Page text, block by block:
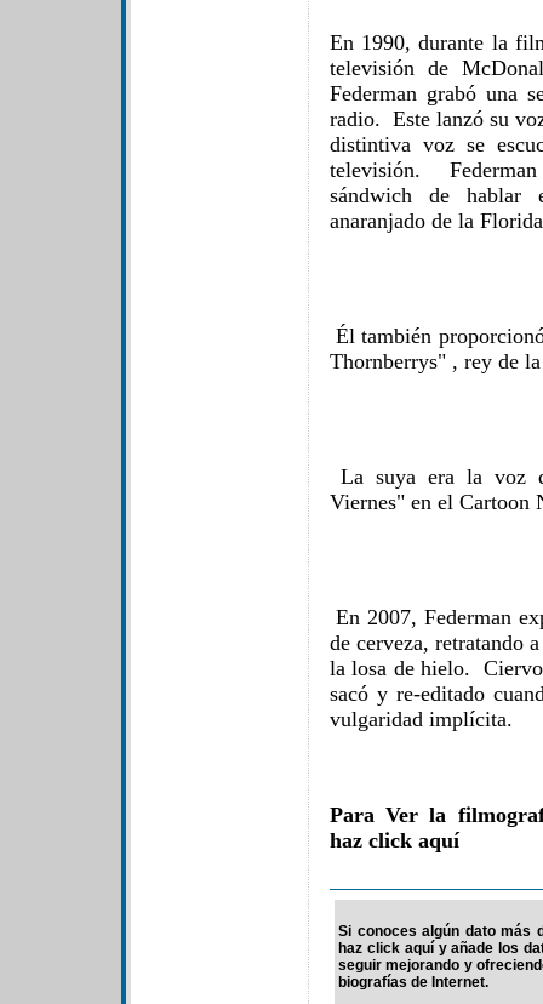
En 1990, durante la
televisión de
Federman grabó una
radio. Este lanzó su
distintiva voz se
televisión.
sándwich de hablar
anaranjado de la
Él también
Thornberrys" , rey de
La suya era la voz
Viernes" en el Cartoon
En 2007, Federman
de cerveza, retratando
la losa de hielo.
sacó y re-editado
vulgaridad implícita.
Para Ver la
haz click aquí
Si conoces algún dato más
haz click aquí y añade los
seguir mejorando y
biografías de Internet.